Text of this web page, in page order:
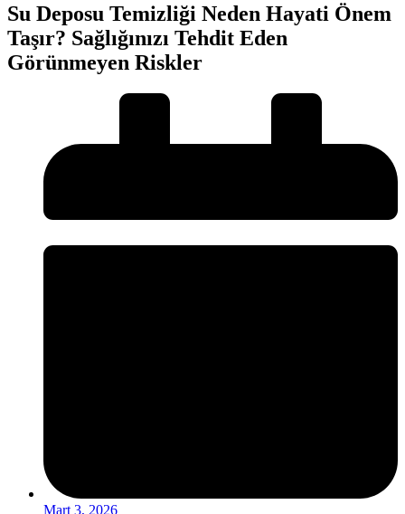
Su Deposu Temizliği Neden Hayati Önem
Taşır? Sağlığınızı Tehdit Eden
Görünmeyen Riskler
Mart 3, 2026